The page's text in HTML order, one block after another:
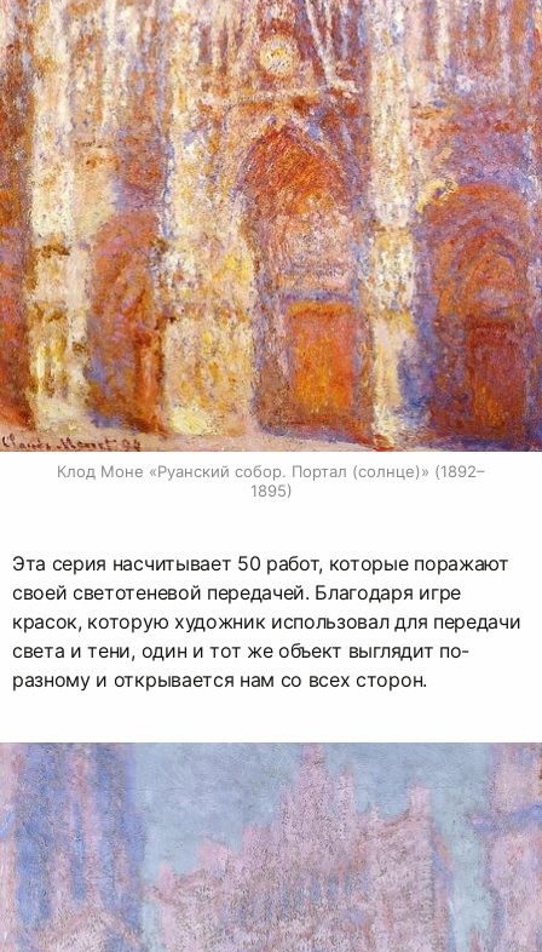
Клод Моне «Руанский собор. Портал (солнце)» (1892–
1895)
Эта серия насчитывает 50 работ, которые поражают
своей светотеневой передачей. Благодаря игре
красок, которую художник использовал для передачи
света и тени, один и тот же объект выглядит по-
разному и открывается нам со всех сторон.